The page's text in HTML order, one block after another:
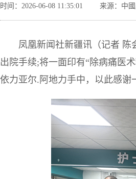
时间：2026-06-08 11:35:01 来源：中
凤凰新闻社新疆讯（记者 陈
出院手续;将一面印有“除病痛医
依力亚尔.阿地力手中，以此感